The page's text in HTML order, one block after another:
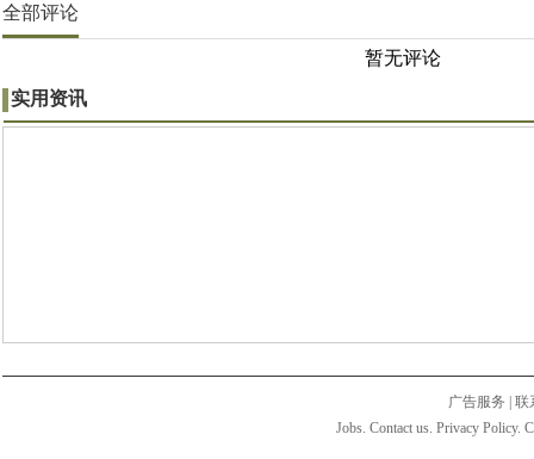
全部评论
暂无评论
实用资讯
广告服务
联
Jobs. Contact us. Privacy Policy.